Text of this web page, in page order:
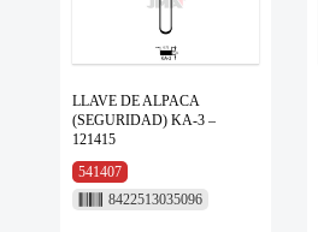
LLAVE DE ALPACA
(SEGURIDAD) KA-3 –
121415
541407
8422513035096